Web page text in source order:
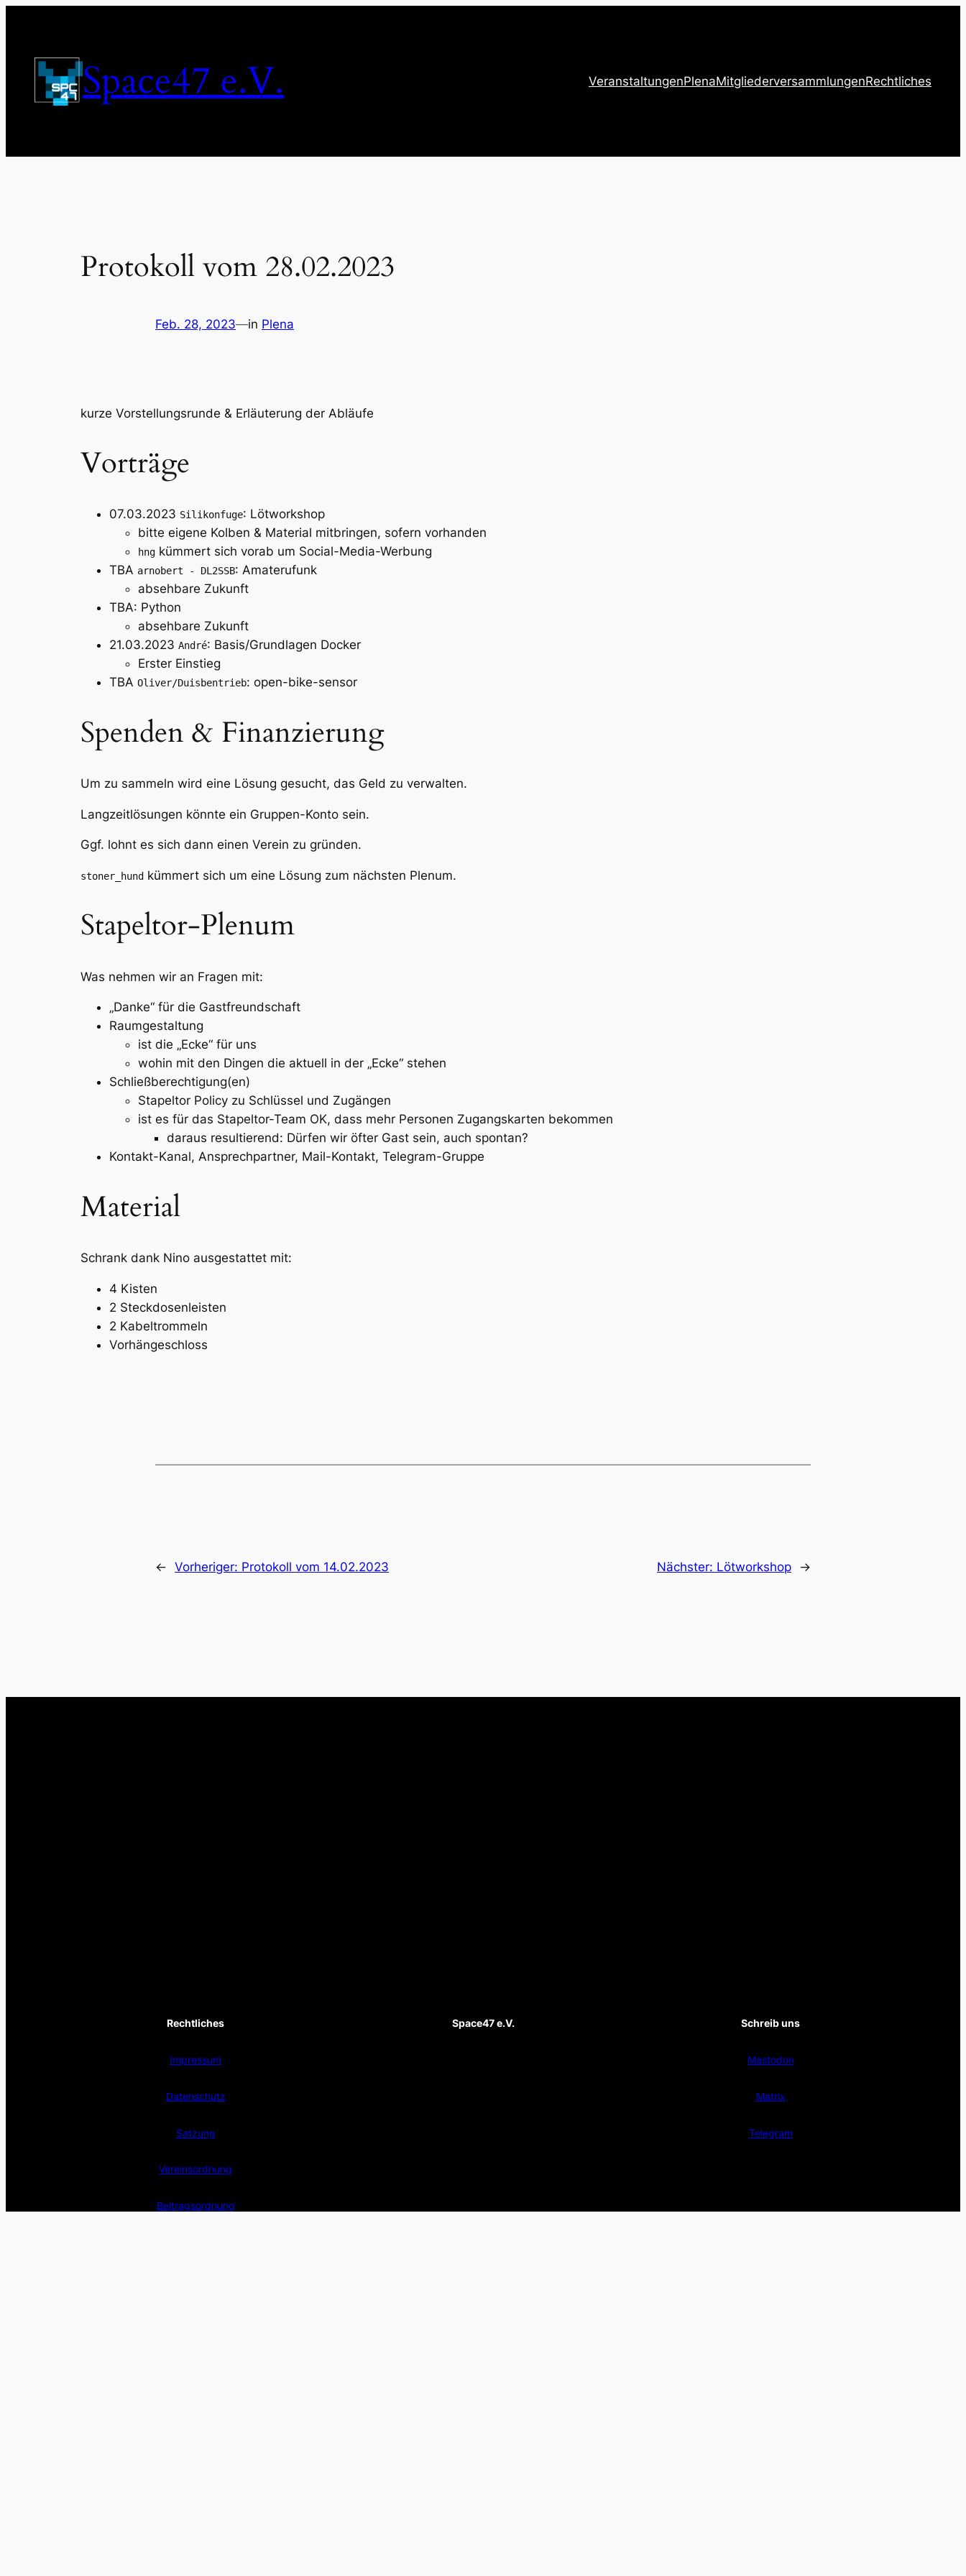
Space47 e.V. VeranstaltungenPlenaMitglieder­versammlungenRechtliches
Protokoll vom 28.02.2023
Feb. 28, 2023—in Plena
kurze Vorstellungsrunde & Erläuterung der Abläufe
Vorträge
07.03.2023 Silikonfuge: Lötworkshop
bitte eigene Kolben & Material mitbringen, sofern vorhanden
hng kümmert sich vorab um Social-Media-Werbung
TBA arnobert - DL2SSB: Amaterufunk
absehbare Zukunft
TBA: Python
absehbare Zukunft
21.03.2023 André: Basis/Grundlagen Docker
Erster Einstieg
TBA Oliver/Duisbentrieb: open-bike-sensor
Spenden & Finanzierung
Um zu sammeln wird eine Lösung gesucht, das Geld zu verwalten.
Langzeitlösungen könnte ein Gruppen-Konto sein.
Ggf. lohnt es sich dann einen Verein zu gründen.
stoner_hund kümmert sich um eine Lösung zum nächsten Plenum.
Stapeltor-Plenum
Was nehmen wir an Fragen mit:
„Danke“ für die Gastfreundschaft
Raumgestaltung
ist die „Ecke“ für uns
wohin mit den Dingen die aktuell in der „Ecke“ stehen
Schließberechtigung(en)
Stapeltor Policy zu Schlüssel und Zugängen
ist es für das Stapeltor-Team OK, dass mehr Personen Zugangskarten bekommen
daraus resultierend: Dürfen wir öfter Gast sein, auch spontan?
Kontakt-Kanal, Ansprechpartner, Mail-Kontakt, Telegram-Gruppe
Material
Schrank dank Nino ausgestattet mit:
4 Kisten
2 Steckdosenleisten
2 Kabeltrommeln
Vorhängeschloss
← Vorheriger: Protokoll vom 14.02.2023 Nächster: Lötworkshop →
Rechtliches
Impressum
Datenschutz
Satzung
Vereinsordnung
Beitragsordnung
Space47 e.V. Schreib uns
Mastodon
Matrix
Telegram